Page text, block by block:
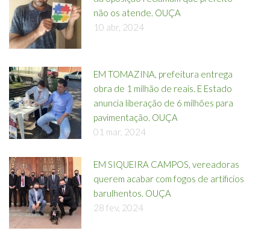
não os atende. OUÇA
10 abr, 2024
EM TOMAZINA, prefeitura entrega
obra de 1 milhão de reais. E Estado
anuncia liberação de 6 milhões para
pavimentação. OUÇA
01 mar, 2024
EM SIQUEIRA CAMPOS, vereadoras
querem acabar com fogos de artíficios
barulhentos. OUÇA
28 fev, 2024